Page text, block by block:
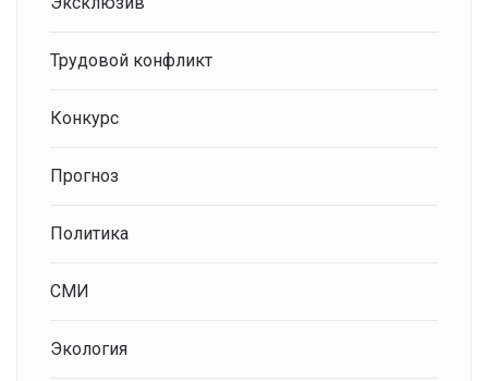
Трудовой конфликт
Конкурс
Прогноз
Политика
СМИ
Экология